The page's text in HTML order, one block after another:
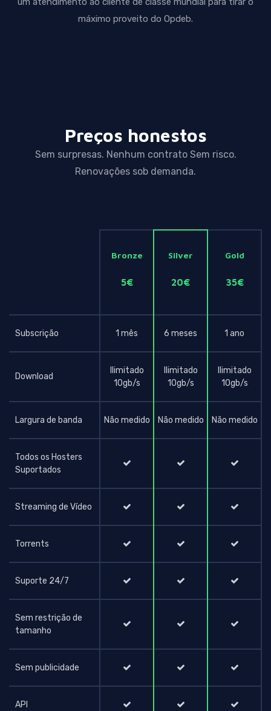
máximo proveito do Opdeb.
Preços honestos
Sem surpresas. Nenhum contrato Sem risco.
Renovações sob demanda.
Bronze
5€
Silver
20€
Gold
35€
Subscrição 1 mês 6 meses 1 ano
Download
Ilimitado
10gb/s
Ilimitado
10gb/s
Ilimitado
10gb/s
Largura de banda Não medido Não medido Não medido
Todos os Hosters
Suportados
Streaming de Vídeo
Torrents
Suporte 24/7
Sem restrição de
tamanho
Sem publicidade
API